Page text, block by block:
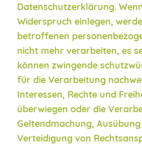
Datenschutzerklärung.
Widerspruch einlegen,
betroffenen
nicht mehr verarbeiten, es
können zwingende
für die Verarbeitung
Interessen, Rechte und
überwiegen oder die
Geltendmachung,
Verteidigung von